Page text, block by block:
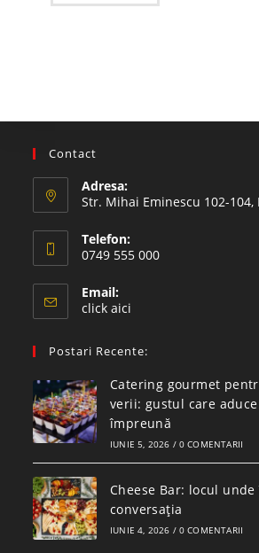
Contact
Adresa:
Str. Mihai Eminescu 102-104,
Telefon:
0749 555 000
Email:
click aici
Postari Recente:
Catering gourmet
verii: gustul care
împreună
IUNIE 5, 2026 / 0 COMENTARII
Cheese Bar: locul
conversația
IUNIE 4, 2026 / 0 COMENTARII